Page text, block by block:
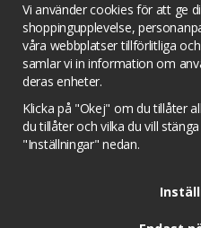
Villkor Kontakta
Twitter
YouTube
Prisjakt
Tävlingsvillkor
Cookie
Vi använder cookies för att ge
shoppingupplevelse,
våra webbplatser tillförlitliga
samlar vi in information om
deras enheter.
Klicka på "Okej" om du tillåter
du tillåter och vilka du vill
"Inställningar" nedan.